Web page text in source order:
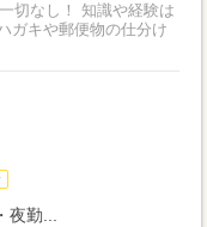
夜勤...